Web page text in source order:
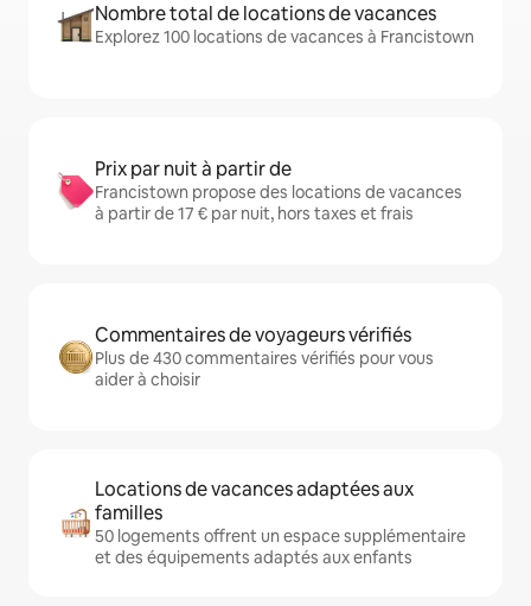
Nombre total de locations de vacances
Explorez 100 locations de vacances à Francistown
Prix par nuit à partir de
Francistown propose des locations de vacances
à partir de 17 € par nuit, hors taxes et frais
Commentaires de voyageurs vérifiés
Plus de 430 commentaires vérifiés pour vous
aider à choisir
Locations de vacances adaptées aux
familles
50 logements offrent un espace supplémentaire
et des équipements adaptés aux enfants